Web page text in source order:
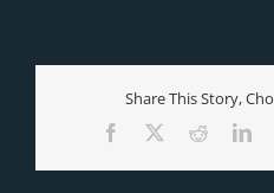
Share This Story,
Facebook Reddit